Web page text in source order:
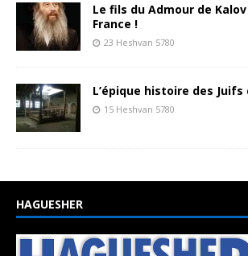
Le fils du Admour de
France !
23 Heshvan 5780
L’épique histoire des
15 Heshvan 5780
HAGUESHER